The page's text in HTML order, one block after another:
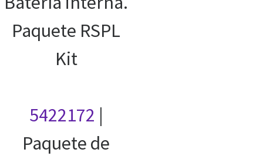
Paquete RSPL
Kit
5422172 |
Paquete de